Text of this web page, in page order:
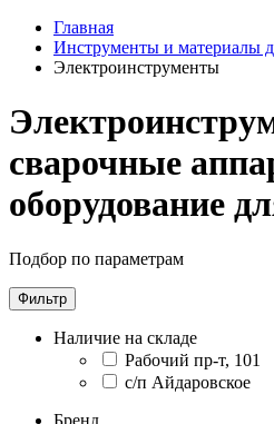
Главная
Инструменты и материалы
Электроинструменты
сварочные
оборудование
Подбор по параметрам
Фильтр
Наличие на складе
Рабочий пр-т, 101
с/п Айдаровское
Бренд